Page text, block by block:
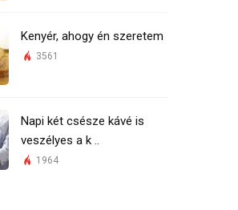
Kenyér, ahogy én szeretem
3561
Napi két csésze kávé is
veszélyes a k ..
1964